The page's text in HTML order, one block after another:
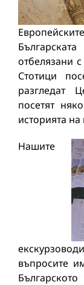
отбелязани
Стотици
разгледат
посетят
историята на
Нашите
въпросите